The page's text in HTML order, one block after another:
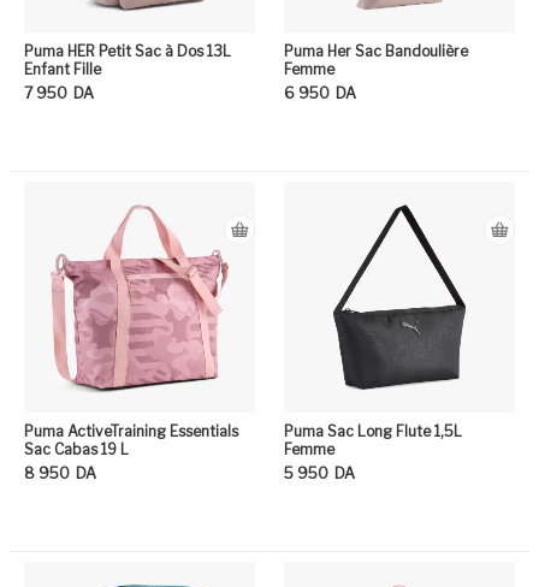
Puma HER Petit Sac à Dos 13L
Enfant Fille
7 950 DA
Puma Her Sac Bandoulière
Femme
6 950 DA
Puma ActiveTraining Essentials
Sac Cabas 19 L
8 950 DA
Puma Sac Long Flute 1,5L
Femme
5 950 DA